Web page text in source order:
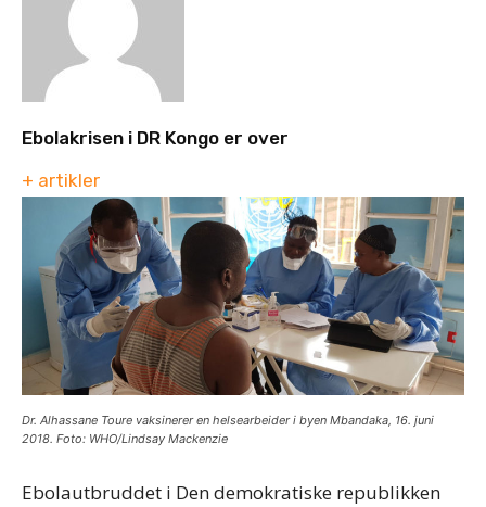
Ebolakrisen i DR Kongo er over
+ artikler
Dr. Alhassane Toure vaksinerer en helsearbeider i byen Mbandaka, 16. juni
2018. Foto: WHO/Lindsay Mackenzie
Ebolautbruddet i Den demokratiske republikken